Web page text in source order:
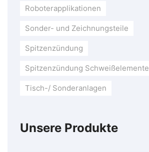
Roboterapplikationen
Sonder- und Zeichnungsteile
Spitzenzündung
Spitzenzündung Schweißelemente
Tisch-/ Sonderanlagen
Unsere Produkte